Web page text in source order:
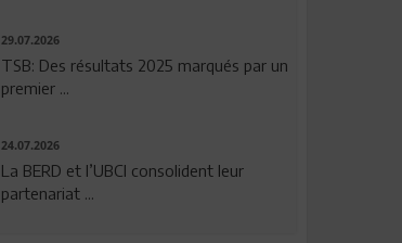
29.07.2026
TSB: Des résultats 2025 marqués par un
premier ...
24.07.2026
La BERD et l’UBCI consolident leur
partenariat ...